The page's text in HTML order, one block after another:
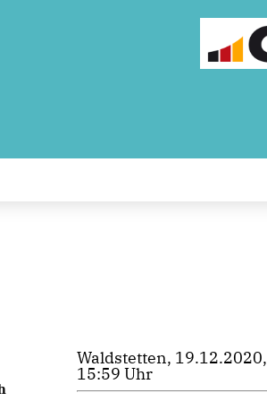
Waldstetten, 19.12.2020,
15:59 Uhr